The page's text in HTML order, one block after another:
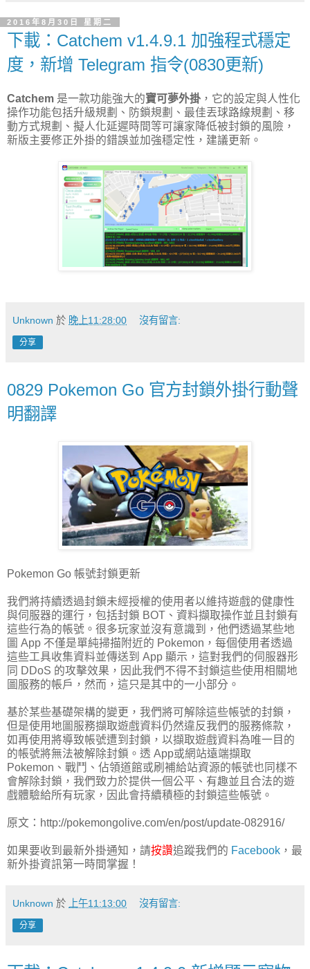
2016年8月30日 星期二
下載：Catchem v1.4.9.1 加強程式穩定
度，新增 Telegram 指令(0830更新)
Catchem 是一款功能強大的寶可夢外掛 ，它的設定與人性化
操作功能包括升級規劃、防鎖規劃、最佳丟球路線規劃、移
動方式規劃、擬人化延遲時間等可讓家降低被封鎖的風險，
新版主要修正外掛的錯誤並加強穩定性，建議更新。
Unknown 於 晚上11:28:00 沒有留言:
分享
0829 Pokemon Go 官方封鎖外掛行動聲
明翻譯
Pokemon Go 帳號封鎖更新
我們將持續透過封鎖未經授權的使用者以維持遊戲的健康性
與伺服器的運行，包括封鎖 BOT、資料擷取操作並且封鎖有
這些行為的帳號。很多玩家並沒有意識到，他們透過某些地
圖 App 不僅是單純掃描附近的 Pokemon，每個使用者透過
這些工具收集資料並傳送到 App 顯示，這對我們的伺服器形
同 DDoS 的攻擊效果，因此我們不得不封鎖這些使用相關地
圖服務的帳戶，然而，這只是其中的一小部分。
基於某些基礎架構的變更，我們將可解除這些帳號的封鎖，
但是使用地圖服務擷取遊戲資料仍然違反我們的服務條款，
如再使用將導致帳號遭到封鎖，以擷取遊戲資料為唯一目的
的帳號將無法被解除封鎖。透 App或網站遠端擷取
Pokemon、戰鬥、佔領道館或刷補給站資源的帳號也同樣不
會解除封鎖，我們致力於提供一個公平、有趣並且合法的遊
戲體驗給所有玩家，因此會持續積極的封鎖這些帳號。
原文：http://pokemongolive.com/en/post/update-082916/
如果要收到最新外掛通知，請按讚追蹤我們的 Facebook ，最
新外掛資訊第一時間掌握！
Unknown 於 上午11:13:00 沒有留言:
分享